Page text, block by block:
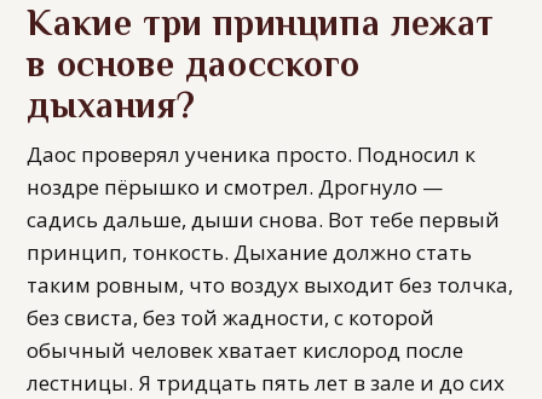
Какие три принципа лежат
в основе даосского
дыхания?
Даос проверял ученика просто. Подносил к
ноздре пёрышко и смотрел. Дрогнуло —
садись дальше, дыши снова. Вот тебе первый
принцип, тонкость. Дыхание должно стать
таким ровным, что воздух выходит без толчка,
без свиста, без той жадности, с которой
обычный человек хватает кислород после
лестницы. Я тридцать пять лет в зале и до сих